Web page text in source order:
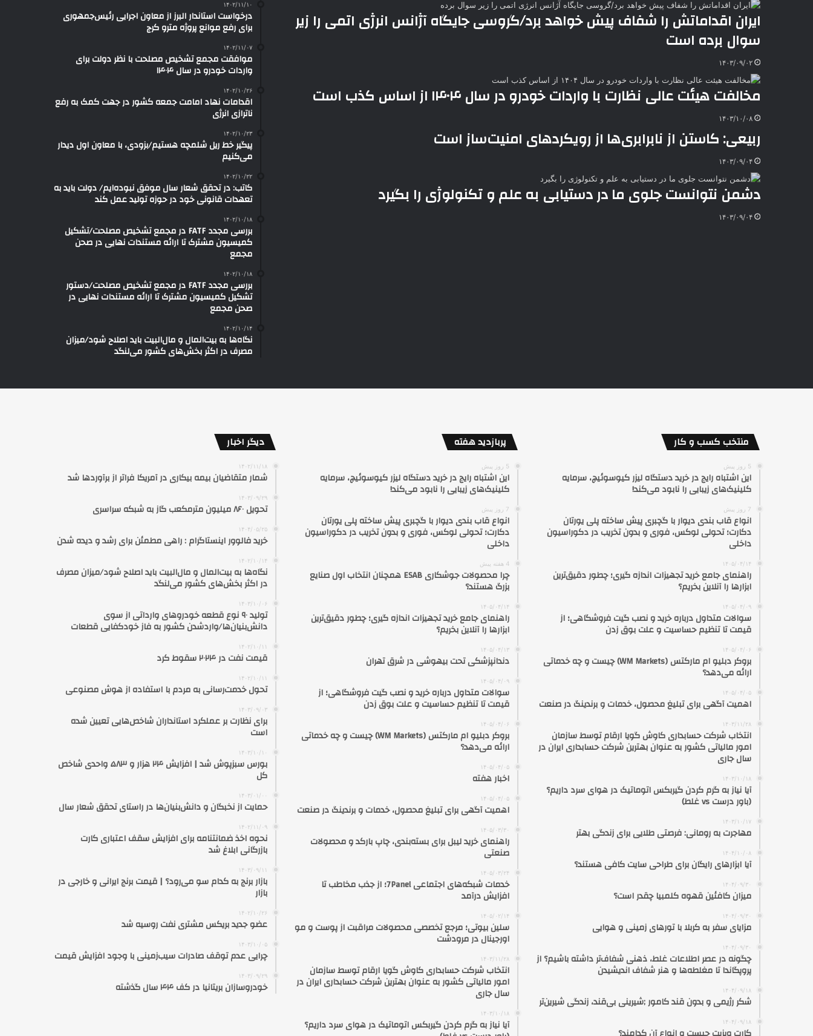
ن
ر
س
ت
a
k
م
ه
ایران اقداماتش را شفاف پیش خواهد برد/گروسی جایگاه آژانس انرژی اتمی را زیر
سوال برده است
۱۴۰۳/۰۹/۰۲
مخالفت هیئت عالی نظارت با واردات خودرو در سال ۱۴۰۴ از اساس کذب است
۱۴۰۳/۱۰/۰۸
ربیعی: کاستن از نابرابری‌ها از رویکردهای امنیت‌ساز است
۱۴۰۳/۰۹/۰۴
دشمن نتوانست جلوی ما در دستیابی به علم و تکنولوژی را بگیرد
۱۴۰۳/۰۹/۰۴
۱۴۰۲/۱۱/۱۰
درخواست استاندار البرز از معاون اجرایی رئیس‌جمهوری
برای رفع موانع پروژه مترو کرج
۱۴۰۲/۱۱/۰۷
موافقت مجمع تشخیص مصلحت با نظر دولت برای
واردات خودرو در سال ۱۴۰۴
۱۴۰۲/۱۰/۲۶
اقدامات نهاد امامت جمعه کشور در جهت کمک به رفع
ناترازی انرژی
۱۴۰۲/۱۰/۲۳
پیگیر خط ریل شلمچه هستیم/بزودی، با معاون اول دیدار
می‌کنیم
۱۴۰۲/۱۰/۲۲
کاتب: در تحقق شعار سال موفق نبوده‌ایم/ دولت باید به
تعهدات قانونی خود در حوزه تولید عمل کند
۱۴۰۲/۱۰/۱۸
بررسی مجدد FATF در مجمع تشخیص مصلحت/تشکیل
کمیسیون مشترک تا ارائه مستندات نهایی در صحن
مجمع
۱۴۰۲/۱۰/۱۸
بررسی مجدد FATF در مجمع تشخیص مصلحت/دستور
تشکیل کمیسیون مشترک تا ارائه مستندات نهایی در
صحن مجمع
۱۴۰۲/۱۰/۱۴
نگاه‌ها به بیت‌المال و مال‌البیت باید اصلاح شود/میزان
مصرف در اکثر بخش‌های کشور می‌لنگد
منتخب کسب و کار
5 روز پیش
این اشتباه رایج در خرید دستگاه لیزر کیوسوئیچ، سرمایه
کلینیک‌های زیبایی را نابود می‌کند!
7 روز پیش
انواع قاب بندی دیوار با گچبری پیش ساخته پلی یورتان
دکارت؛ تحولی لوکس، فوری و بدون تخریب در دکوراسیون
داخلی
۱۴۰۵/۰۴/۱۴
راهنمای جامع خرید تجهیزات اندازه گیری؛ چطور دقیق‌ترین
ابزارها را آنلاین بخریم؟
۱۴۰۵/۰۴/۰۹
سوالات متداول درباره خرید و نصب گیت فروشگاهی؛ از
قیمت تا تنظیم حساسیت و علت بوق زدن
۱۴۰۵/۰۴/۰۶
بروکر دبلیو ام مارکتس (WM Markets) چیست و چه خدماتی
ارائه می‌دهد؟
۱۴۰۵/۰۴/۰۵
اهمیت آگهی برای تبلیغ محصول، خدمات و برندینگ در صنعت
۱۴۰۳/۱۱/۲۸
انتخاب شرکت حسابداری کاوش گویا ارقام توسط سازمان
امور مالیاتی کشور به عنوان بهترین شرکت حسابداری ایران در
سال جاری
۱۴۰۳/۱۰/۱۸
آیا نیاز به گرم کردن گیربکس اتوماتیک در هوای سرد داریم؟
(باور درست vs غلط)
۱۴۰۳/۱۰/۱۷
مهاجرت به رومانی: فرصتی طلایی برای زندگی بهتر
۱۴۰۴/۱۰/۰۸
آیا ابزارهای رایگان برای طراحی سایت کافی هستند؟
۱۴۰۴/۰۹/۳۰
میزان کافئین قهوه کلمبیا چقدر است؟
۱۴۰۴/۰۹/۳۰
مزایای سفر به کربلا با تورهای زمینی و هوایی
۱۴۰۴/۰۹/۳۰
چگونه در عصر اطلاعات غلط، ذهنی شفاف‌تر داشته باشیم؟ از
پروپگاندا تا مغلطه‌ها و هنر شفاف اندیشیدن
۱۴۰۴/۰۹/۱۸
شکر رژیمی و بدون قند کامور ;شیرینی بی‌قند، زندگی شیرین‌تر
۱۴۰۴/۰۹/۱۸
پربازدید هفته
5 روز پیش
این اشتباه رایج در خرید دستگاه لیزر کیوسوئیچ، سرمایه
کلینیک‌های زیبایی را نابود می‌کند!
7 روز پیش
انواع قاب بندی دیوار با گچبری پیش ساخته پلی یورتان
دکارت؛ تحولی لوکس، فوری و بدون تخریب در دکوراسیون
داخلی
4 هفته پیش
چرا محصولات جوشکاری ESAB همچنان انتخاب اول صنایع
بزرگ هستند؟
۱۴۰۵/۰۴/۱۴
راهنمای جامع خرید تجهیزات اندازه گیری؛ چطور دقیق‌ترین
ابزارها را آنلاین بخریم؟
۱۴۰۵/۰۴/۱۳
دندانپزشکی تحت بیهوشی در شرق تهران
۱۴۰۵/۰۴/۰۹
سوالات متداول درباره خرید و نصب گیت فروشگاهی؛ از
قیمت تا تنظیم حساسیت و علت بوق زدن
۱۴۰۵/۰۴/۰۶
بروکر دبلیو ام مارکتس (WM Markets) چیست و چه خدماتی
ارائه می‌دهد؟
۱۴۰۵/۰۴/۰۵
اخبار هفته
۱۴۰۵/۰۴/۰۵
اهمیت آگهی برای تبلیغ محصول، خدمات و برندینگ در صنعت
۱۴۰۵/۰۳/۳۰
راهنمای خرید لیبل برای بسته‌بندی، چاپ بارکد و محصولات
صنعتی
۱۴۰۵/۰۳/۲۴
خدمات شبکه‌های اجتماعی 7Panel؛ از جذب مخاطب تا
افزایش درآمد
۱۴۰۵/۰۲/۱۴
سلین بیوتی؛ مرجع تخصصی محصولات مراقبت از پوست و مو
اورجینال در مرودشت
۱۴۰۳/۱۱/۲۸
انتخاب شرکت حسابداری کاوش گویا ارقام توسط سازمان
امور مالیاتی کشور به عنوان بهترین شرکت حسابداری ایران در
سال جاری
۱۴۰۳/۱۰/۱۸
آیا نیاز به گرم کردن گیربکس اتوماتیک در هوای سرد داریم؟
دیگر اخبار
۱۴۰۲/۱۱/۱۸
شمار متقاضیان بیمه بیکاری در آمریکا فراتر از برآوردها شد
۱۴۰۳/۰۹/۲۹
تحویل ۸۶۰ میلیون مترمکعب گاز به شبکه سراسری
۱۴۰۴/۰۵/۲۵
خرید فالوور اینستاگرام : راهی مطمئن برای رشد و دیده شدن
۱۴۰۲/۱۰/۱۴
نگاه‌ها به بیت‌المال و مال‌البیت باید اصلاح شود/میزان مصرف
در اکثر بخش‌های کشور می‌لنگد
۱۴۰۳/۱۰/۰۶
تولید ۹۰ نوع قطعه خودروهای وارداتی از سوی
دانش‌بنیان‌ها/واردشدن کشور به فاز خودکفایی قطعات
۱۴۰۲/۱۰/۱۱
قیمت نفت در ۲۰۲۴ سقوط کرد
۱۴۰۲/۱۰/۱۱
تحول خدمت‌رسانی به مردم با استفاده از هوش مصنوعی
۱۴۰۳/۰۹/۰۳
برای نظارت بر عملکرد استانداران شاخص‌هایی تعیین شده
است
۱۴۰۳/۱۰/۱۰
بورس سبزپوش شد | افزایش ۲۴ هزار و ۵۸۳ واحدی شاخص
کل
۱۴۰۳/۰۱/۰۰
حمایت از نخبگان و دانش‌بنیان‌ها در راستای تحقق شعار سال
۱۴۰۲/۱۱/۰۹
نحوه اخذ ضمانتنامه برای افزایش سقف اعتباری کارت
بازرگانی ابلاغ شد
۱۴۰۳/۰۹/۱۱
بازار برنج به کدام سو می‌رود؟ | قیمت برنج ایرانی و خارجی در
بازار
۱۴۰۲/۱۰/۲۶
عضو جدید بریکس مشتری نفت روسیه شد
۱۴۰۳/۱۰/۰۵
چرایی عدم توقف صادرات سیب‌زمینی با وجود افزایش قیمت
۱۴۰۳/۰۹/۲۹
خودروسازان بریتانیا در کف ۴۴ سال گذشته